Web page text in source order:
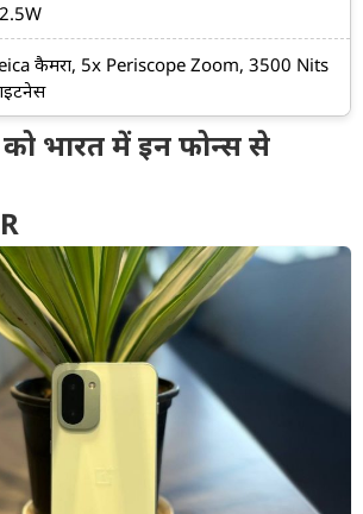
कैमरा, 5x Periscope Zoom, 3500 Nits
भारत में इन फोन्स से